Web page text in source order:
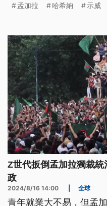
拉國父」的故居大肆破
孟加拉 哈希納 示威
Z世代扳倒孟加拉獨裁
政
2024/8/16 14:00 全球
青年就業大不易，但孟